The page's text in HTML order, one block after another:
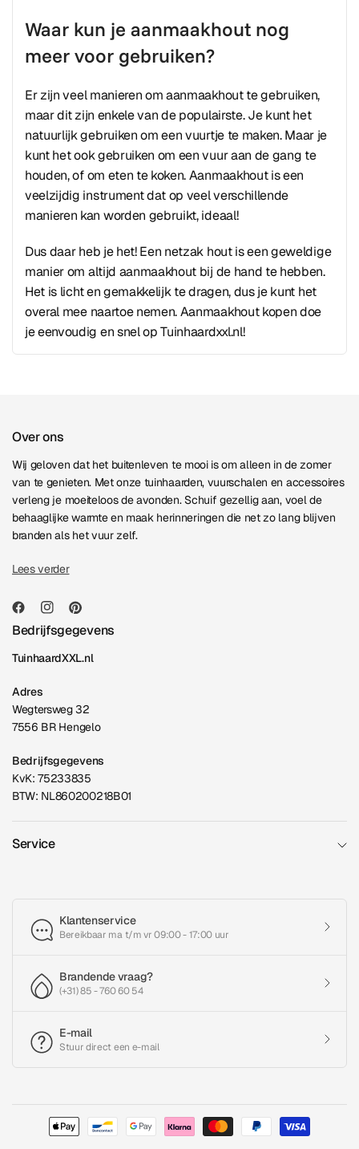
Waar kun je aanmaakhout nog
meer voor gebruiken?
Er zijn veel manieren om aanmaakhout te gebruiken,
maar dit zijn enkele van de populairste. Je kunt het
natuurlijk gebruiken om een vuurtje te maken. Maar je
kunt het ook gebruiken om een vuur aan de gang te
houden, of om eten te koken. Aanmaakhout is een
veelzijdig instrument dat op veel verschillende
manieren kan worden gebruikt, ideaal!
Dus daar heb je het! Een netzak hout is een geweldige
manier om altijd aanmaakhout bij de hand te hebben.
Het is licht en gemakkelijk te dragen, dus je kunt het
overal mee naartoe nemen. Aanmaakhout kopen doe
je eenvoudig en snel op Tuinhaardxxl.nl!
Over ons
Wij geloven dat het buitenleven te mooi is om alleen in de zomer
van te genieten. Met onze tuinhaarden, vuurschalen en accessoires
verleng je moeiteloos de avonden. Schuif gezellig aan, voel de
behaaglijke warmte en maak herinneringen die net zo lang blijven
branden als het vuur zelf.
Lees verder
Bedrijfsgegevens
TuinhaardXXL.nl
Adres
Wegtersweg 32
7556 BR Hengelo
Bedrijfsgegevens
KvK: 75233835
BTW: NL860200218B01
Service
Klantenservice
Bereikbaar ma t/m vr 09:00 - 17:00 uur
Brandende vraag?
(+31) 85 - 760 60 54
E-mail
Stuur direct een e-mail